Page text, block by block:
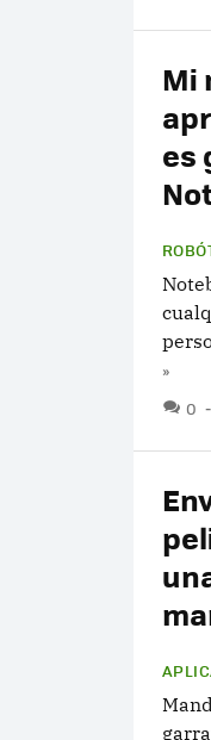
Mi
es
»
0